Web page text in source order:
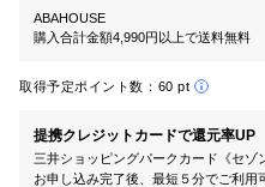
ABAHOUSE
購入合計金額4,990円以上で送料無料
取得予定ポイント数： 60 pt
提携クレジットカードで還元率UP
三井ショッピングパークカード《セゾ
お申し込み完了後、最短５分でご利用